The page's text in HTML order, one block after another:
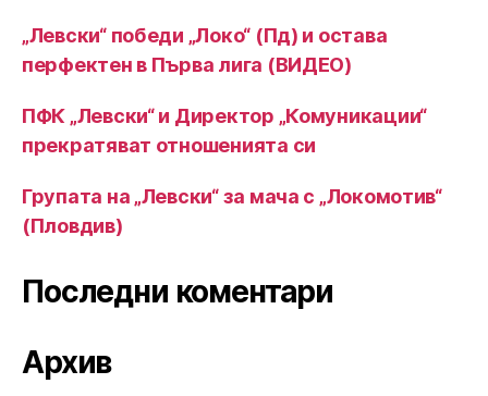
„Левски“ победи „Локо“ (Пд) и остава
перфектен в Първа лига (ВИДЕО)
ПФК „Левски“ и Директор „Комуникации“
прекратяват отношенията си
Групата на „Левски“ за мача с „Локомотив“
(Пловдив)
Последни коментари
Архив